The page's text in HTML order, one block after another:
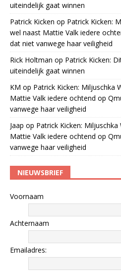
uiteindelijk gaat winnen
Patrick Kicken op Patrick Kicken:
wel naast Mattie Valk iedere
dat niet vanwege haar veiligheid
Rick Holtman op Patrick Kicken:
uiteindelijk gaat winnen
KM op Patrick Kicken: Miljuschka
Mattie Valk iedere ochtend op
vanwege haar veiligheid
Jaap op Patrick Kicken:
Mattie Valk iedere ochtend op
vanwege haar veiligheid
NIEUWSBRIEF
Voornaam
Achternaam
Emailadres: